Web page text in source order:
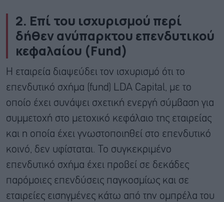
2. Επί του ισχυρισμού περί
δήθεν ανύπαρκτου επενδυτικού
κεφαλαίου (Fund)
Η εταιρεία διαψεύδει τον ισχυρισμό ότι το
επενδυτικό σχήμα (fund) LDA Capital, με το
οποίο έχει συνάψει σχετική ενεργή σύμβαση για
συμμετοχή στο μετοχικό κεφάλαιο της εταιρείας
και η οποία έχει γνωστοποιηθεί στο επενδυτικό
κοινό, δεν υφίσταται. Το συγκεκριμένο
επενδυτικό σχήμα έχει προβεί σε δεκάδες
παρόμοιες επενδύσεις παγκοσμίως και σε
εταιρείες εισηγμένες κάτω από την ομπρέλα του